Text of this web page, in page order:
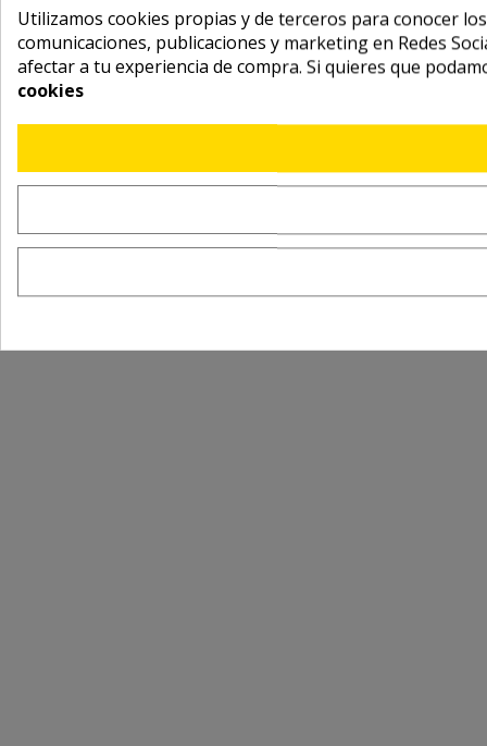
Utilizamos cookies propias y de terceros para conocer
comunicaciones, publicaciones y marketing en Redes
afectar a tu experiencia de compra. Si quieres que
cookies